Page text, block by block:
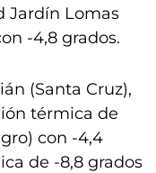
Jardín Lomas
-4,8 grados.
(Santa Cruz),
térmica de
con -4,4
de -8,8 grados